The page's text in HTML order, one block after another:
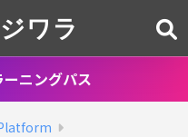
ワラ
ニングパス